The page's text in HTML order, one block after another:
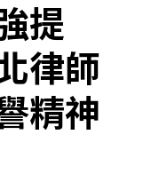
提
律師
精神